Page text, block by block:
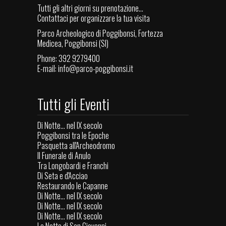
Tutti gli altri giorni su prenotazione...
Contattaci per organizzare la tua visita
Parco Archeologico di Poggibonsi, Fortezza
Medicea, Poggibonsi (SI)
Phone: 392 9279400
E-mail:info@parco-poggibonsi.it
Tutti gli Eventi
Di Notte... nel IX secolo
Poggibonsi tra le Epoche
Pasquetta all'Archeodromo
Il Funerale di Anulo
Tra Longobardi e Franchi
Di Seta e d'Acciao
Restaurando le Capanne
Di Notte... nel IX secolo
Di Notte... nel IX secolo
Di Notte... nel IX secolo